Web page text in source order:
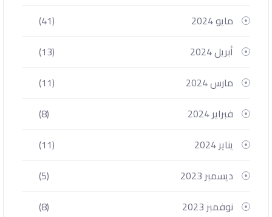
مايو 2024
(41)
أبريل 2024
(13)
مارس 2024
(11)
فبراير 2024
(8)
يناير 2024
(11)
ديسمبر 2023
(5)
نوفمبر 2023
(8)